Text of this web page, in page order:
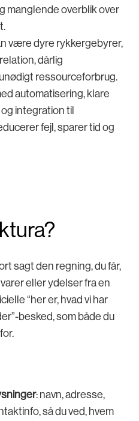
manglende overblik over
være dyre rykkergebyrer,
dårlig
ressourceforbrug.
automatisering, klare
integration til
fejl, sparer tid og
sagt den regning, du får,
eller ydelser fra en
“her er, hvad vi har
besked, som både du
: navn, adresse,
så du ved, hvem